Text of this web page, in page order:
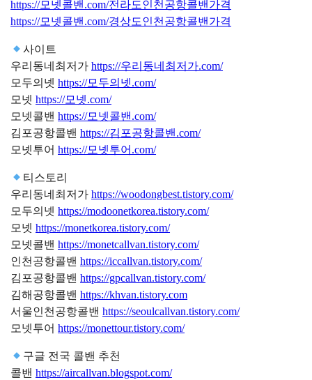
https://모넷콜밴.com/전라도인천공항콜밴가격
https://모넷콜밴.com/경상도인천공항콜밴가격
사이트
우리동네최저가https://우리동네최저가.com/
모두의넷https://모두의넷.com/
모넷https://모넷.com/
모넷콜밴https://모넷콜밴.com/
김포공항콜밴https://김포공항콜밴.com/
모넷투어https://모넷투어.com/
티스토리
우리동네최저가https://woodongbest.tistory.com/
모두의넷https://modoonetkorea.tistory.com/
모넷https://monetkorea.tistory.com/
모넷콜밴https://monetcallvan.tistory.com/
인천공항콜밴https://iccallvan.tistory.com/
김포공항콜밴https://gpcallvan.tistory.com/
김해공항콜밴https://khvan.tistory.com
서울인천공항콜밴https://seoulcallvan.tistory.com/
모넷투어https://monettour.tistory.com/
구글 전국 콜밴 추천
콜밴https://aircallvan.blogspot.com/